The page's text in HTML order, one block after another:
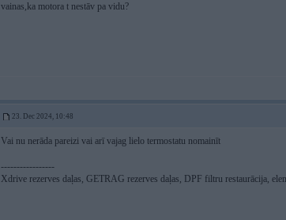
vainas,ka motora t nestāv pa vidu?
23. Dec 2024, 10:48
Vai nu nerāda pareizi vai arī vajag lielo termostatu nomainīt
-----------------
Xdrive rezerves daļas, GETRAG rezerves daļas, DPF filtru restaurācija,